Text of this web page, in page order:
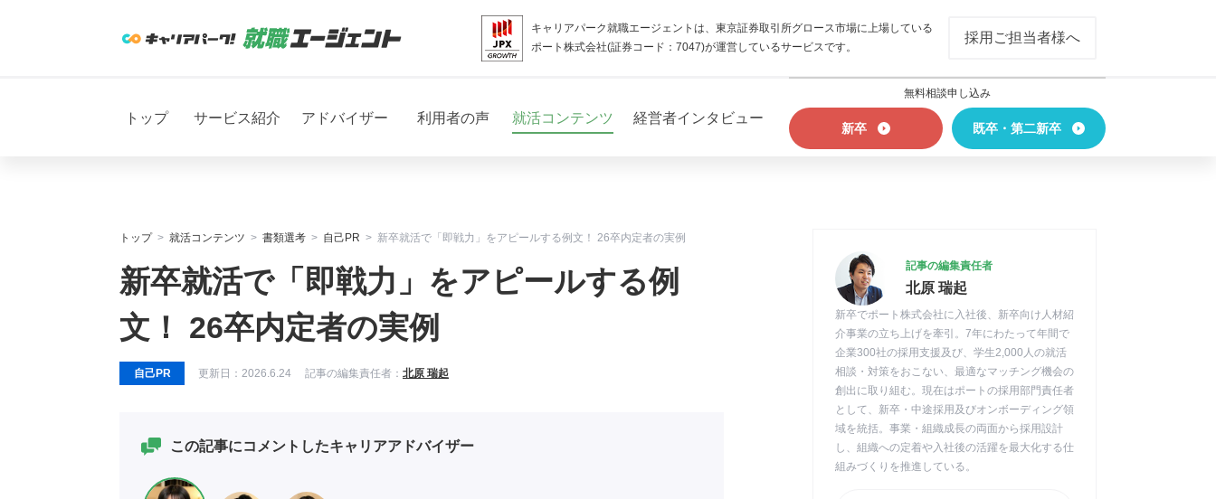
キャリアパーク就職エージェントは、東京証券取引所グロース市場に上場している
ポート株式会社(証券コード：7047)が運営しているサービスです。
採用ご担当者様へ
トップ サービス紹介 アドバイザー 利用者の声 就活コンテンツ 経営者インタビュー
無料相談申し込み
新卒 既卒・第二新卒
トップ 就活コンテンツ 書類選考 自己PR 新卒就活で「即戦力」をアピールする例文！ 26卒内定者の実例
新卒就活で「即戦力」をアピールする例
文！ 26卒内定者の実例
自己PR 更新日： 2026.6.24 記事の編集責任者： 北原 瑞起
この記事にコメントしたキャリアアドバイザー
記事の編集責任者
北原 瑞起
新卒でポート株式会社に入社後、新卒向け人材紹
介事業の立ち上げを牽引。7年にわたって年間で
企業300社の採用支援及び、学生2,000人の就活
相談・対策をおこない、最適なマッチング機会の
創出に取り組む。現在はポートの採用部門責任者
として、新卒・中途採用及びオンボーディング領
域を統括。事業・組織成長の両面から採用設計
し、組織への定着や入社後の活躍を最大化する仕
組みづくりを推進している。